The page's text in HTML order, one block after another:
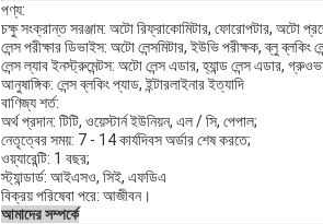
পণ্য:
চক্ষু সংক্রান্ত সরঞ্জাম: অটো রিফ্রাকোমিটার, ফোরোপটার, অটো
লেন্স পরীক্ষার ডিভাইস: অটো লেন্সমিটার, ইউভি পরীক্ষক, ব্লু ব্লকিং
লেন্স ল্যাব ইনস্ট্রুমেন্টস: অটো লেন্স এডার, হ্যান্ড লেন্স এডার,
আনুষাঙ্গিক: লেন্স ব্লকিং প্যাড, ইন্টারলাইনার ইত্যাদি
বাণিজ্য শর্ত:
অর্থ প্রদান: টিটি, ওয়েস্টার্ন ইউনিয়ন, এল / সি, পেপাল;
নেতৃত্বের সময়: 7 - 14 কার্যদিবস অর্ডার শেষ করতে;
ওয়্যারেন্টি: 1 বছর;
স্ট্যান্ডার্ড: আইএসও, সিই, এফডিএ
বিক্রয় পরিষেবা পরে: আজীবন।
আমাদের সম্পর্কে